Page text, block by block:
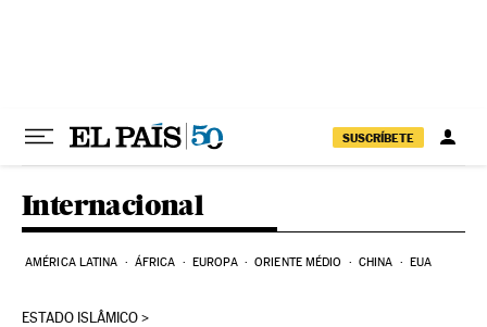
SUSCRÍBETE
Internacional
AMÉRICA LATINA ÁFRICA EUROPA ORIENTE MÉDIO CHINA EUA
ESTADO ISLÂMICO